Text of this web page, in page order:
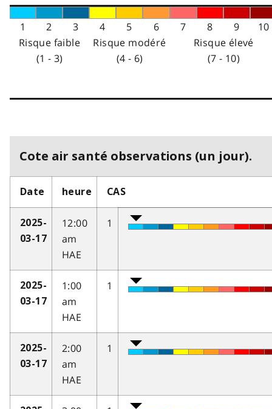
1 2 3 4 5 6 7 8 9
10
Risque faible
(1 - 3)
Risque modéré
(4 - 6)
Risque élevé
(7 - 10)
Cote air santé observations (un jour).
Date heure CAS
2025-
03-17
12:00
am
HAE
1
2025-
03-17
1:00
am
HAE
1
2025-
03-17
2:00
am
HAE
1